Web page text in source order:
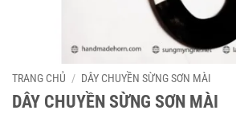
TRANG CHỦ / DÂY CHUYỀN SỪNG SƠN MÀI
DÂY CHUYỀN SỪNG SƠN MÀI